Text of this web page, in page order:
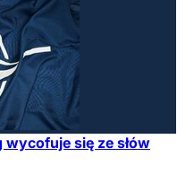
się ze słów